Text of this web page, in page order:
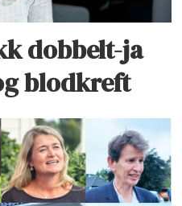
dobbelt-ja
blodkreft